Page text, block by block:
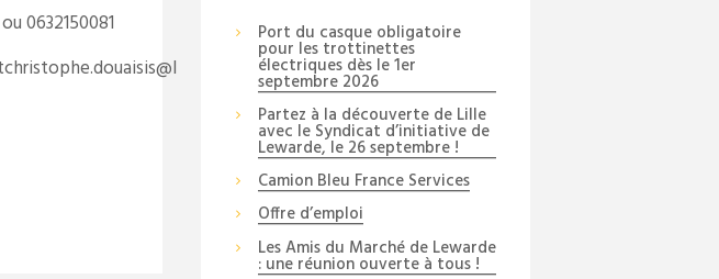
0632150081
Port du casque obligatoire
pour les trottinettes
électriques dès le 1er
septembre 2026
Partez à la découverte de Lille
avec le Syndicat d’initiative de
Lewarde, le 26 septembre !
Camion Bleu France Services
Offre d’emploi
Les Amis du Marché de Lewarde
: une réunion ouverte à tous !